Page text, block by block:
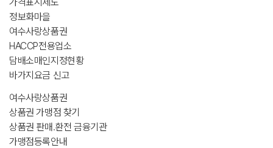
정보화마을
여수사랑상품권
HACCP전용업소
담배소매인지정현황
바가지요금 신고
여수사랑상품권
상품권 가맹점 찾기
상품권 판매.환전 금융기관
가맹점등록안내